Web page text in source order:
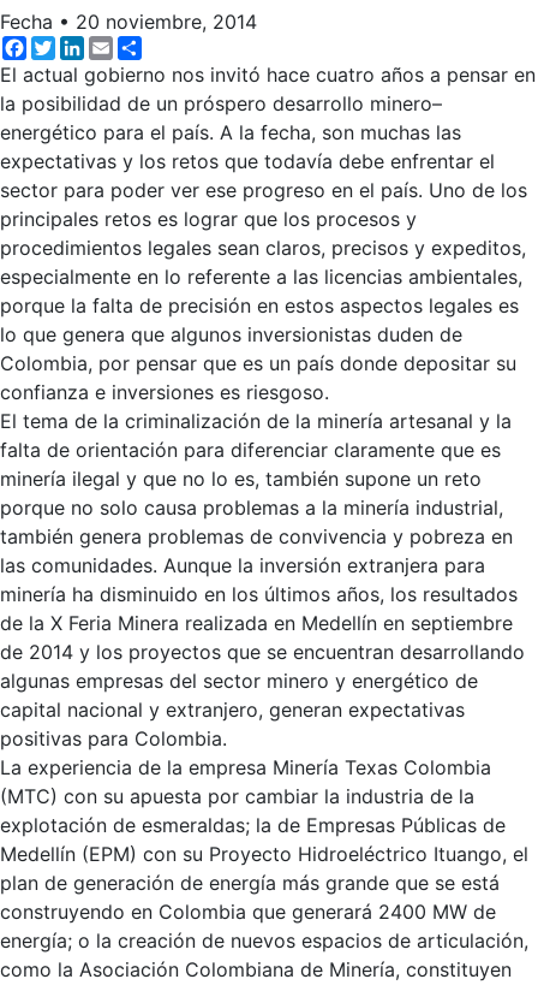
Fecha • 20 noviembre, 2014
Facebook
TwitterLinkedIn
Email
El actual gobierno nos invitó hace cuatro años a pensar en
la posibilidad de un próspero desarrollo minero–
energético para el país. A la fecha, son muchas las
expectativas y los retos que todavía debe enfrentar el
sector para poder ver ese progreso en el país. Uno de los
principales retos es lograr que los procesos y
procedimientos legales sean claros, precisos y expeditos,
especialmente en lo referente a las licencias ambientales,
porque la falta de precisión en estos aspectos legales es
lo que genera que algunos inversionistas duden de
Colombia, por pensar que es un país donde depositar su
confianza e inversiones es riesgoso.
El tema de la criminalización de la minería artesanal y la
falta de orientación para diferenciar claramente que es
minería ilegal y que no lo es, también supone un reto
porque no solo causa problemas a la minería industrial,
también genera problemas de convivencia y pobreza en
las comunidades. Aunque la inversión extranjera para
minería ha disminuido en los últimos años, los resultados
de la X Feria Minera realizada en Medellín en septiembre
de 2014 y los proyectos que se encuentran desarrollando
algunas empresas del sector minero y energético de
capital nacional y extranjero, generan expectativas
positivas para Colombia.
La experiencia de la empresa Minería Texas Colombia
(MTC) con su apuesta por cambiar la industria de la
explotación de esmeraldas; la de Empresas Públicas de
Medellín (EPM) con su Proyecto Hidroeléctrico Ituango, el
plan de generación de energía más grande que se está
construyendo en Colombia que generará 2400 MW de
energía; o la creación de nuevos espacios de articulación,
como la Asociación Colombiana de Minería, constituyen